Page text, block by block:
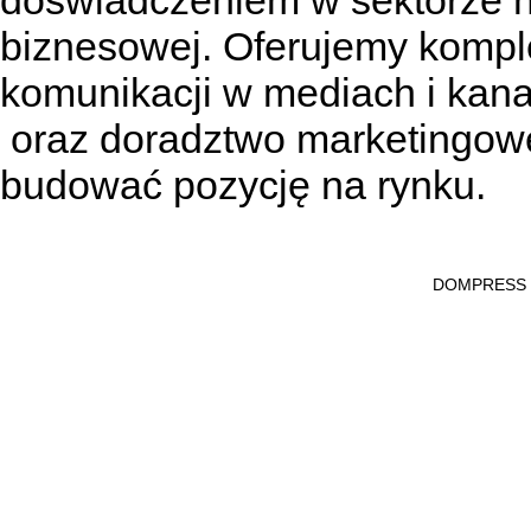
biznesowej. Oferujemy
komunikacji w mediach i
oraz doradztwo
budować pozycję na rynku.